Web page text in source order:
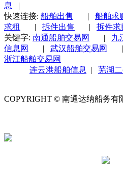
息
|
快速连接: 船舶出售 | 船舶求
求租
| 拆件出售 | 拆件求
关键字: 南通船舶交易网 | 九
信息网
| 武汉船舶交易网
浙江船舶交易网
连云港船舶信息
| 芜湖
COPYRIGHT © 南通达纳船务有